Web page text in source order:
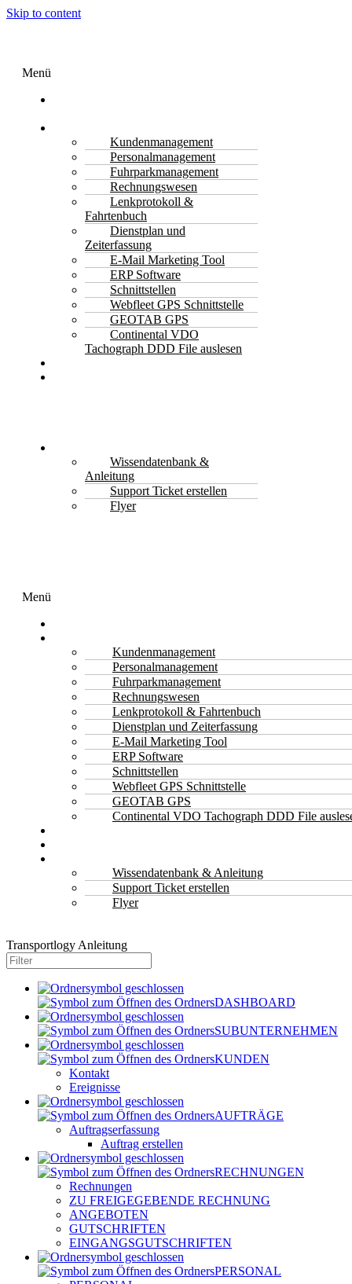
Skip to content
Menü
Kundenmanagement
Personalmanagement
Fuhrparkmanagement
Rechnungswesen
Lenkprotokoll &
Fahrtenbuch
Dienstplan und
Zeiterfassung
E-Mail Marketing Tool
ERP Software
Schnittstellen
Webfleet GPS Schnittstelle
GEOTAB GPS
Continental VDO
Tachograph DDD File auslesen
Wissendatenbank &
Anleitung
Support Ticket erstellen
Flyer
Menü
Kundenmanagement
Personalmanagement
Fuhrparkmanagement
Rechnungswesen
Lenkprotokoll & Fahrtenbuch
Dienstplan und Zeiterfassung
E-Mail Marketing Tool
ERP Software
Schnittstellen
Webfleet GPS Schnittstelle
GEOTAB GPS
Continental VDO Tachograph DDD File
Wissendatenbank & Anleitung
Support Ticket erstellen
Flyer
Transportlogy Anleitung
DASHBOARD
SUBUNTERNEHMEN
KUNDEN
Kontakt
Ereignisse
AUFTRÄGE
Auftragserfassung
Auftrag erstellen
RECHNUNGEN
Rechnungen
ZU FREIGEGEBENDE RECHNUNG
ANGEBOTEN
GUTSCHRIFTEN
EINGANGSGUTSCHRIFTEN
PERSONAL